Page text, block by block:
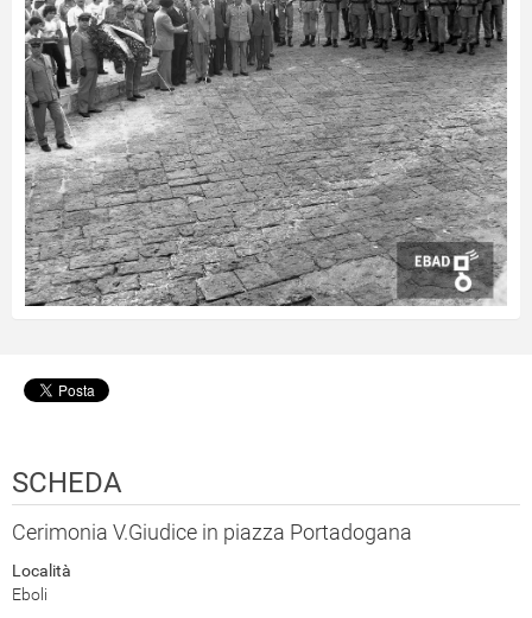
SCHEDA
Cerimonia V.Giudice in piazza Portadogana
Località
Eboli